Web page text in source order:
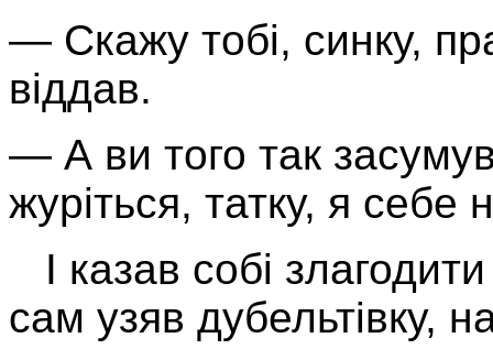
— Скажу тобі, синку,
віддав.
— А ви того так
журіться, татку, я себе
І казав собі
сам узяв дубельтівку,